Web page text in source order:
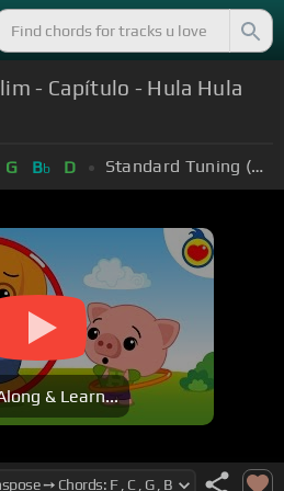
- Capítulo - Hula Hula
G Bb D Standard Tuning (EADGBE)
& Learn...